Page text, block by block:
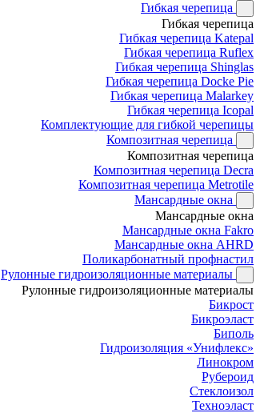
Гибкая черепица
Гибкая черепица
Гибкая черепица Katepal
Гибкая черепица Ruflex
Гибкая черепица Shinglas
Гибкая черепица Docke Pie
Гибкая черепица Malarkey
Гибкая черепица Icopal
Комплектующие для гибкой черепицы
Композитная черепица
Композитная черепица
Композитная черепица Decra
Композитная черепица Metrotile
Мансардные окна
Мансардные окна
Мансардные окна Fakro
Мансардные окна AHRD
Поликарбонатный профнастил
Рулонные гидроизоляционные материалы
Рулонные гидроизоляционные материалы
Бикрост
Бикроэласт
Биполь
Гидроизоляция «Унифлекс»
Линокром
Рубероид
Стеклоизол
Техноэласт